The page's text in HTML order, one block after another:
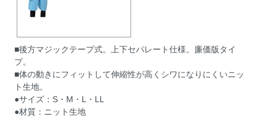
■後方マジックテープ式。上下セパレート仕様。廉価版タイ
プ。
■体の動きにフィットして伸縮性が高くシワになりにくいニッ
ト生地。
●サイズ：S・M・L・LL
●材質：ニット生地